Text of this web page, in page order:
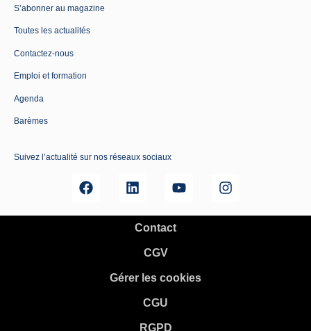
S’abonner au magazine
Toutes les actualités
Contactez-nous
Emploi et formation
Agenda
Barèmes
Suivez l’actualité sur nos réseaux sociaux
Contact
CGV
Gérer les cookies
CGU
RGPD